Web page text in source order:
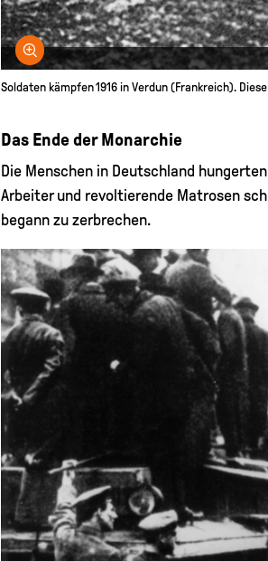
Bild vergrößern
Soldaten kämpfen 1916 in Verdun (Frankreich).
Das Ende der Monarchie
Die Menschen in Deutschland
Arbeiter und revoltierende Matrosen
begann zu zerbrechen.